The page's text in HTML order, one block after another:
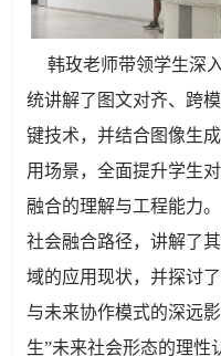
韩玫老师带领学生深
统讲解了图文对齐、跨
键技术，并结合图像生
用场景，全面提升学生
融合的理解与工程能力
社会融合路径，讲解了
域的应用现状，并探讨
与未来协作模式的深远
生”未来社会形态的理性